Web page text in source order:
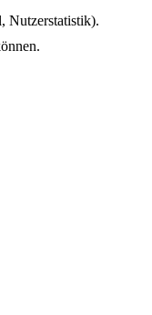
Nutzerstatistik).